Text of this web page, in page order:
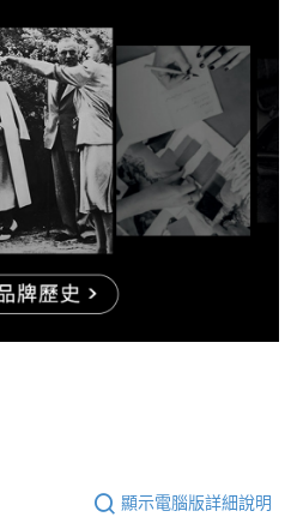
顯示電腦版詳細說明